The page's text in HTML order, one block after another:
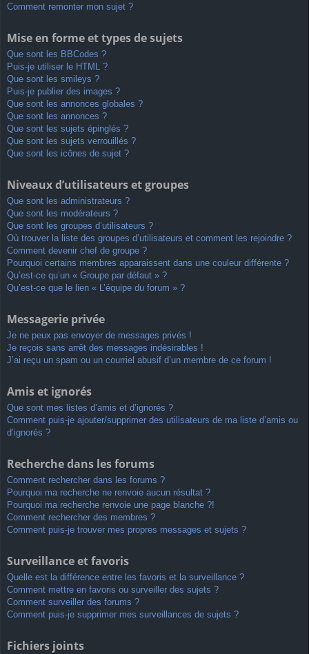
Comment remonter mon sujet ?
Mise en forme et types de sujets
Que sont les BBCodes ?
Puis-je utiliser le HTML ?
Que sont les smileys ?
Puis-je publier des images ?
Que sont les annonces globales ?
Que sont les annonces ?
Que sont les sujets épinglés ?
Que sont les sujets verrouillés ?
Que sont les icônes de sujet ?
Niveaux d’utilisateurs et groupes
Que sont les administrateurs ?
Que sont les modérateurs ?
Que sont les groupes d’utilisateurs ?
Où trouver la liste des groupes d’utilisateurs et comment les rejoindre ?
Comment devenir chef de groupe ?
Pourquoi certains membres apparaissent dans une couleur différente ?
Qu’est-ce qu’un « Groupe par défaut » ?
Qu’est-ce que le lien « L’équipe du forum » ?
Messagerie privée
Je ne peux pas envoyer de messages privés !
Je reçois sans arrêt des messages indésirables !
J’ai reçu un spam ou un courriel abusif d’un membre de ce forum !
Amis et ignorés
Que sont mes listes d’amis et d’ignorés ?
Comment puis-je ajouter/supprimer des utilisateurs de ma liste d’amis ou
d’ignorés ?
Recherche dans les forums
Comment rechercher dans les forums ?
Pourquoi ma recherche ne renvoie aucun résultat ?
Pourquoi ma recherche renvoie une page blanche ?!
Comment rechercher des membres ?
Comment puis-je trouver mes propres messages et sujets ?
Surveillance et favoris
Quelle est la différence entre les favoris et la surveillance ?
Comment mettre en favoris ou surveiller des sujets ?
Comment surveiller des forums ?
Comment puis-je supprimer mes surveillances de sujets ?
Fichiers joints